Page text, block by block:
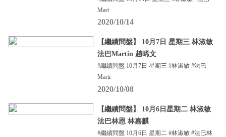
Mart
2020/10/14
【繼續問盤】 10月7日 星期三 林淑敏
法巴Martin 趙晞文
#繼續問盤 10月7日 星期三 #林淑敏 #法巴
Marti
2020/10/08
【繼續問盤】 10月6日星期二 林淑敏
法巴林恩 林嘉麒
#繼續問盤 10月6日 星期二 #林淑敏 #法巴林